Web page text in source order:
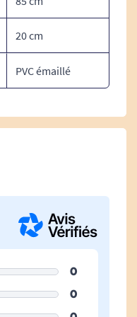
20 cm
PVC émaillé
0
0